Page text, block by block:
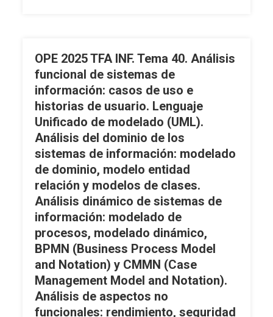
OPE 2025 TFA INF. Tema 40. Análisis
funcional de sistemas de
información: casos de uso e
historias de usuario. Lenguaje
Unificado de modelado (UML).
Análisis del dominio de los
sistemas de información: modelado
de dominio, modelo entidad
relación y modelos de clases.
Análisis dinámico de sistemas de
información: modelado de
procesos, modelado dinámico,
BPMN (Business Process Model
and Notation) y CMMN (Case
Management Model and Notation).
Análisis de aspectos no
funcionales: rendimiento, seguridad